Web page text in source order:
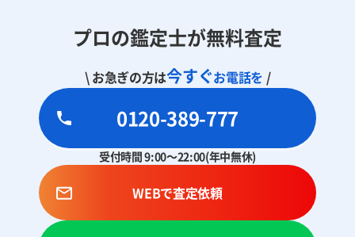
プロの鑑定士が無料査定
\ お急ぎの方は今すぐお電話を /
0120-389-777
受付時間 9:00～22:00(年中無休)
WEBで査定依頼